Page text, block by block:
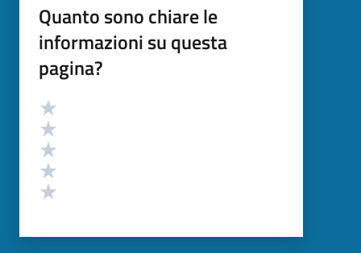
Quanto sono chiare le
informazioni su questa
pagina?
Valutazione